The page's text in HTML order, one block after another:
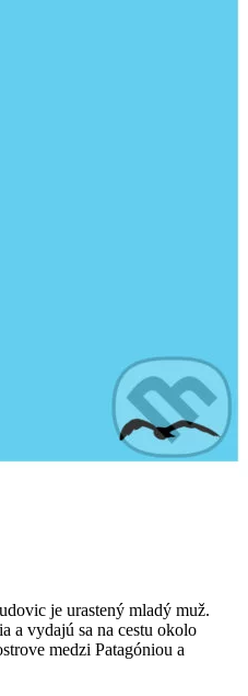
je urastený mladý muž.
a vydajú sa na cestu okolo
medzi Patagóniou a